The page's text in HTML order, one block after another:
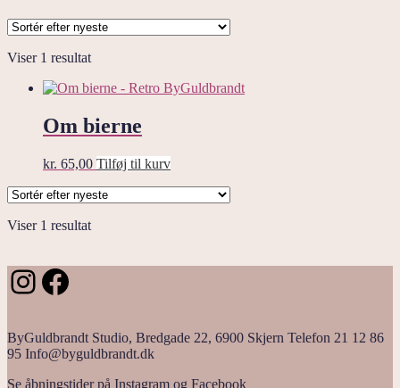
Viser 1 resultat
Om bierne
kr. 65,00 Tilføj til kurv
Viser 1 resultat
Instagram
Facebook
ByGuldbrandt Studio, Bredgade 22, 6900 Skjern Telefon 21 12 86
95 Info@byguldbrandt.dk
Se åbningstider på Instagram og Facebook